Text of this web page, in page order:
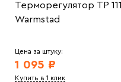
Терморегулятор ТР 111
Warmstad
Цена за штуку:
1 095 ₽
Купить в 1 клик